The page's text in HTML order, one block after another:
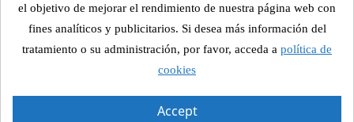
 AFEGIR A LA COMANDA
el objetivo de mejorar el rendimiento de nuestra página web con
fines analíticos y publicitarios. Si desea más información del
tratamiento o su administración, por favor, acceda a política de
cookies
Accept